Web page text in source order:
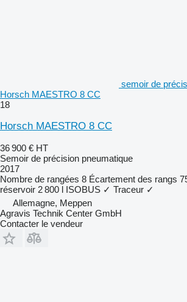
semoir de
Horsch MAESTRO 8 CC
18
Horsch MAESTRO 8 CC
36 900 € HT
Semoir de précision pneumatique
2017
Nombre de rangées 8 Écartement des rangs
réservoir 2 800 l ISOBUS ✓ Traceur ✓
Allemagne, Meppen
Agravis Technik Center GmbH
Contacter le vendeur